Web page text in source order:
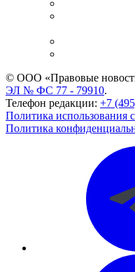
© ООО «Правовые
ЭЛ № ФС 77 - 79910.
Телефон редакции: +7
Политика использования
Политика